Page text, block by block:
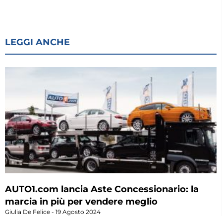
LEGGI ANCHE
AUTO1.com lancia Aste Concessionario: la
marcia in più per vendere meglio
Giulia De Felice 19 Agosto 2024